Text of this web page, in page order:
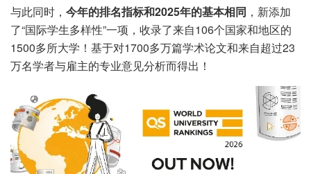
与此同时， 今年的排名指标和2025年的基本相同 ，新添加
了“国际学生多样性”一项，收录了来自106个国家和地区的
1500多所大学！基于对1700多万篇学术论文和来自超过23
万名学者与雇主的专业意见分析而得出！